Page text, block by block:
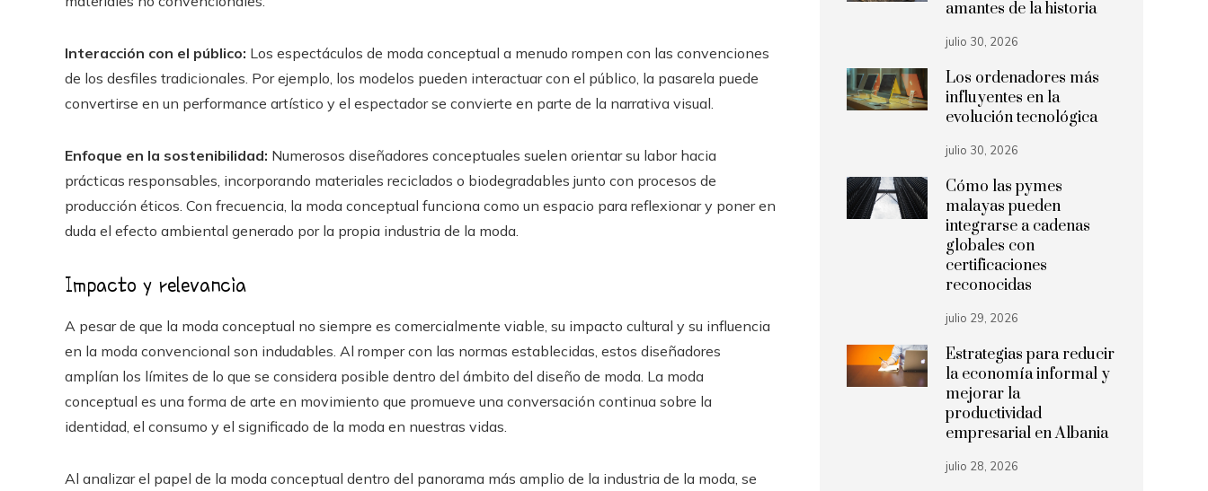
Interacción con el público: Los espectáculos de moda conceptual a menudo rompen con las convenciones
de los desfiles tradicionales. Por ejemplo, los modelos pueden interactuar con el público, la pasarela puede
convertirse en un performance artístico y el espectador se convierte en parte de la narrativa visual.
Enfoque en la sostenibilidad: Numerosos diseñadores conceptuales suelen orientar su labor hacia
prácticas responsables, incorporando materiales reciclados o biodegradables junto con procesos de
producción éticos. Con frecuencia, la moda conceptual funciona como un espacio para reflexionar y poner en
duda el efecto ambiental generado por la propia industria de la moda.
Impacto y relevancia
A pesar de que la moda conceptual no siempre es comercialmente viable, su impacto cultural y su influencia
en la moda convencional son indudables. Al romper con las normas establecidas, estos diseñadores
amplían los límites de lo que se considera posible dentro del ámbito del diseño de moda. La moda
conceptual es una forma de arte en movimiento que promueve una conversación continua sobre la
identidad, el consumo y el significado de la moda en nuestras vidas.
Al analizar el papel de la moda conceptual dentro del panorama más amplio de la industria de la moda, se
amantes de la historia
julio 30, 2026
Los ordenadores más
influyentes en la
evolución tecnológica
julio 30, 2026
Cómo las pymes
malayas pueden
integrarse a cadenas
globales con
certificaciones
reconocidas
julio 29, 2026
Estrategias para reducir
la economía informal y
mejorar la
productividad
empresarial en Albania
julio 28, 2026